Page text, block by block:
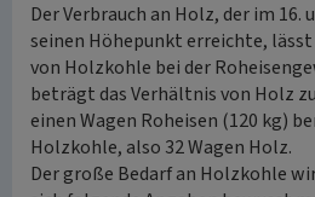
Der Verbrauch an Holz, der im 16.
seinen Höhepunkt erreichte, lässt
von Holzkohle bei der
beträgt das Verhältnis von Holz
einen Wagen Roheisen (120 kg)
Holzkohle, also 32 Wagen Holz.
Der große Bedarf an Holzkohle